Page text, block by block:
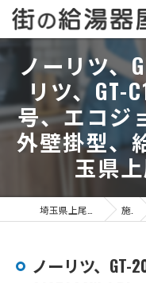
ノーリツ、
リツ、GT-
号、エコジ
外壁掛型、
玉県
施工事例
ノーリツ、GT-